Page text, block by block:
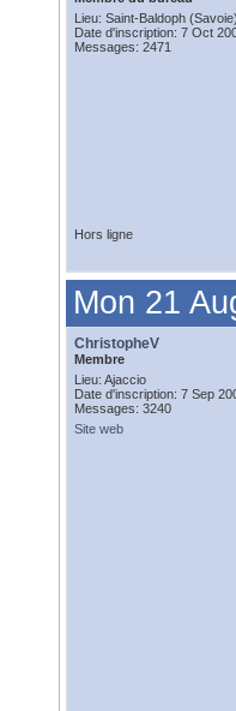
Lieu: Saint-Baldoph (Savoie)
Date d'inscription: 7 Oct
Messages: 2471
Hors ligne
Mon 21
ChristopheV
Membre
Lieu: Ajaccio
Date d'inscription: 7 Sep
Messages: 3240
Site web